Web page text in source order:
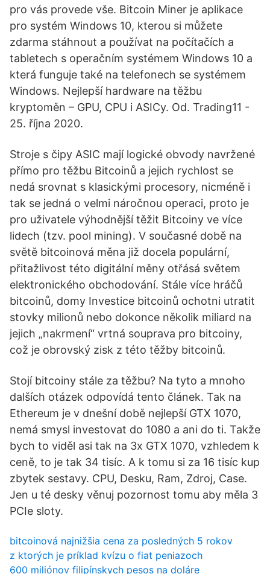
pro vás provede vše. Bitcoin Miner je aplikace
pro systém Windows 10, kterou si můžete
zdarma stáhnout a používat na počítačích a
tabletech s operačním systémem Windows 10 a
která funguje také na telefonech se systémem
Windows. Nejlepší hardware na těžbu
kryptoměn – GPU, CPU i ASICy. Od. Trading11 -
25. října 2020.
Stroje s čipy ASIC mají logické obvody navržené
přímo pro těžbu Bitcoinů a jejich rychlost se
nedá srovnat s klasickými procesory, nicméně i
tak se jedná o velmi náročnou operaci, proto je
pro uživatele výhodnější těžit Bitcoiny ve více
lidech (tzv. pool mining). V současné době na
světě bitcoinová měna již docela populární,
přitažlivost této digitální měny otřásá světem
elektronického obchodování. Stále více hráčů
bitcoinů, domy Investice bitcoinů ochotni utratit
stovky milionů nebo dokonce několik miliard na
jejich „nakrmení“ vrtná souprava pro bitcoiny,
což je obrovský zisk z této těžby bitcoinů.
Stojí bitcoiny stále za těžbu? Na tyto a mnoho
dalších otázek odpovídá tento článek. Tak na
Ethereum je v dnešní době nejlepší GTX 1070,
nemá smysl investovat do 1080 a ani do ti. Takže
bych to viděl asi tak na 3x GTX 1070, vzhledem k
ceně, to je tak 34 tisíc. A k tomu si za 16 tisíc kup
zbytek sestavy. CPU, Desku, Ram, Zdroj, Case.
Jen u té desky věnuj pozornost tomu aby měla 3
PCIe sloty.
bitcoinová najnižšia cena za posledných 5 rokov
z ktorých je príklad kvízu o fiat peniazoch
600 miliónov filipínskych pesos na doláre